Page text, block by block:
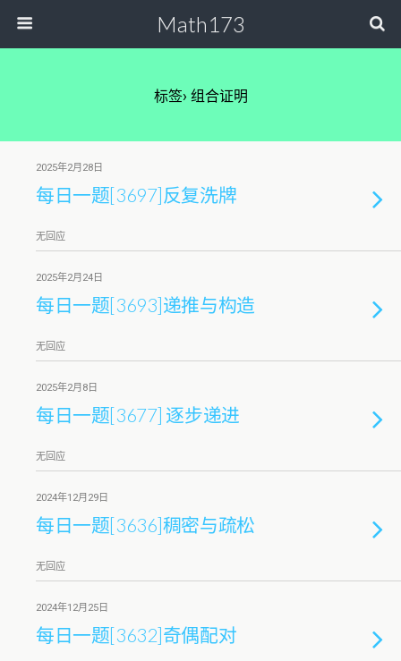
Math173
标签› 组合证明
2025年2月28日
每日一题[3697]反复洗牌
无回应
2025年2月24日
每日一题[3693]递推与构造
无回应
2025年2月8日
每日一题[3677] 逐步递进
无回应
2024年12月29日
每日一题[3636]稠密与疏松
无回应
2024年12月25日
每日一题[3632]奇偶配对